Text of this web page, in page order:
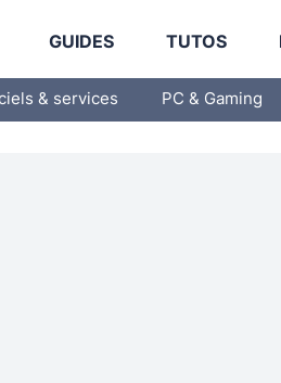
GUIDES TUTOS
& services PC & Gaming